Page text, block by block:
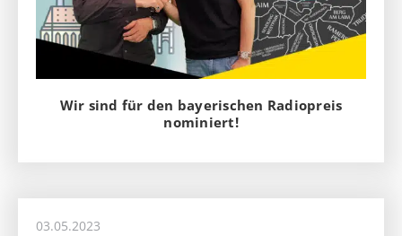
Wir sind für den bayerischen Radiopreis
nominiert!
03.05.2023